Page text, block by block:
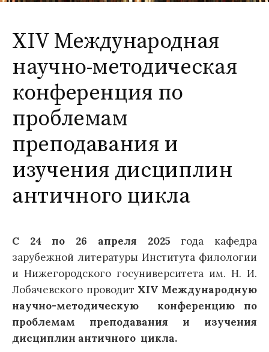
у
XIV Международная
научно-методическая
конференция по
проблемам
преподавания и
изучения дисциплин
античного цикла
С 24 по 26 апреля 2025 года кафедра
зарубежной литературы Института филологии
и Нижегородского госуниверситета им. Н. И.
Лобачевского проводит XIV Международную
научно-методическую конференцию по
проблемам преподавания и изучения
дисциплин античного цикла.